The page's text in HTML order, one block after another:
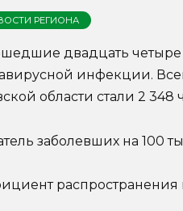
РЕГИОНА
двадцать четыре
инфекции.
области стали 2 348
заболевших на 100
распространения